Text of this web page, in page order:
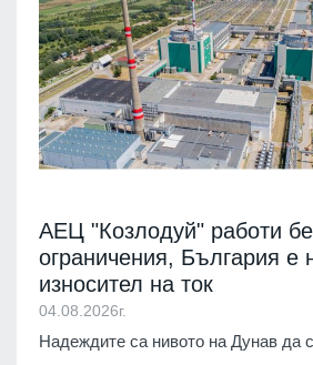
АЕЦ "Козлодуй" работи
ограничения, България е
износител на ток
04.08.2026г.
Надеждите са нивото на Дунав да